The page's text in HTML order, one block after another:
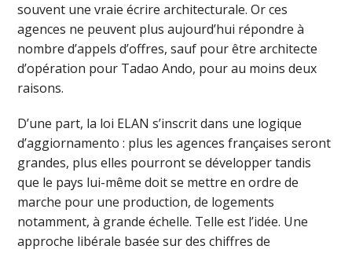
souvent une vraie écrire architecturale. Or ces
agences ne peuvent plus aujourd’hui répondre à
nombre d’appels d’offres, sauf pour être architecte
d’opération pour Tadao Ando, pour au moins deux
raisons.
D’une part, la loi ELAN s’inscrit dans une logique
d’aggiornamento : plus les agences françaises seront
grandes, plus elles pourront se développer tandis
que le pays lui-même doit se mettre en ordre de
marche pour une production, de logements
notamment, à grande échelle. Telle est l’idée. Une
approche libérale basée sur des chiffres de